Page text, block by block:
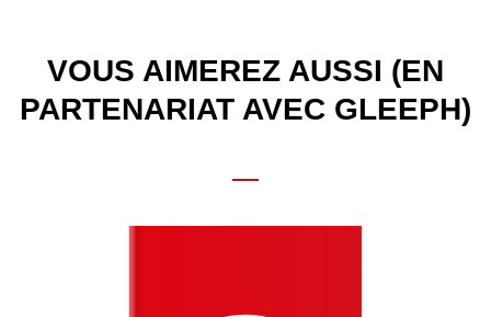
VOUS AIMEREZ AUSSI (EN
PARTENARIAT AVEC GLEEPH)